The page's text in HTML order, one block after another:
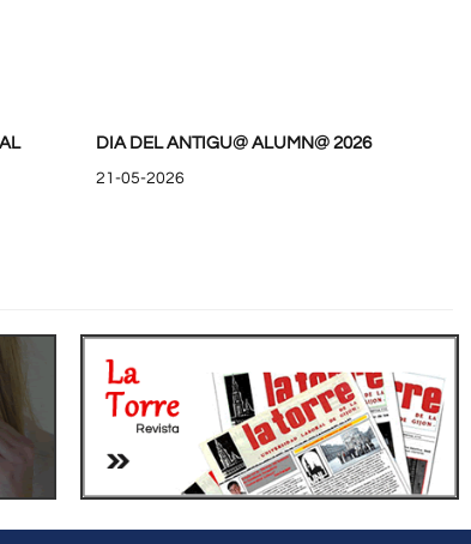
DIA DEL ANTIGU@ ALUMN@ 2026
21-05-2026